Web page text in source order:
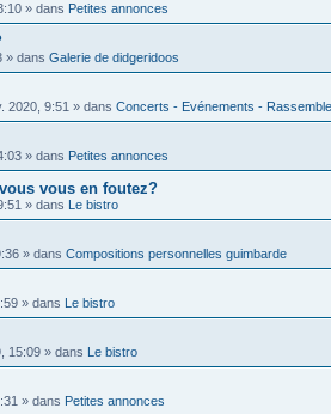
» dans Petites annonces
» dans Galerie de didgeridoos
2020, 9:51 » dans Concerts - Evénements -
» dans Petites annonces
vous en foutez?
» dans Le bistro
» dans Compositions personnelles guimbarde
» dans Le bistro
15:09 » dans Le bistro
» dans Petites annonces